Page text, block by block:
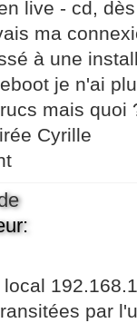
live - cd,
ma
à une
je n'ai
mais quoi
Cyrille
par